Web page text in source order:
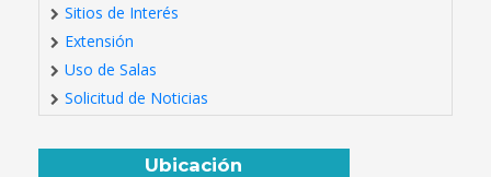
Sitios de Interés
Extensión
Uso de Salas
Solicitud de Noticias
Ubicación